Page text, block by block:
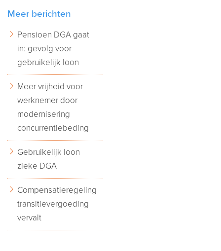
Meer berichten
Pensioen DGA gaat
in: gevolg voor
gebruikelijk loon
Meer vrijheid voor
werknemer door
modernisering
concurrentiebeding
Gebruikelijk loon
zieke DGA
Compensatieregeling
transitievergoeding
vervalt